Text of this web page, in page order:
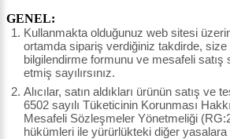
GENEL:
Kullanmakta olduğunuz web sitesi
ortamda sipariş verdiğiniz takdirde, size
bilgilendirme formunu ve mesafeli
etmiş sayılırsınız.
Alıcılar, satın aldıkları ürünün satış ve
6502 sayılı Tüketicinin Korunması
Mesafeli Sözleşmeler Yönetmeliği
hükümleri ile yürürlükteki diğer yasalara